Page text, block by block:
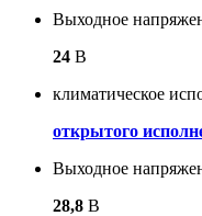
Выходное
24 В
климатическое
открытого
Выходное
28,8 В